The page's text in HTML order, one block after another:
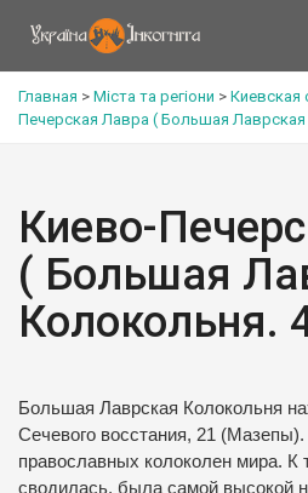
Главная > Міста та регіони > Киевская
Печерская Лавра ( Большая Лаврская
Киево-
( Большая
Колокольня.
Большая Лаврская Колокольня
Сечевого восстания, 21
православных колоколен мира. К
сводилась, была самой высокой